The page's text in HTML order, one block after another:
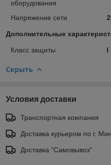
оборудования
Напряжение сети
Дополнительные
Класс защиты I
Скрыть
Условия доставки
Транспортная компания
Доставка курьером по г.
Доставка "Самовывоз"